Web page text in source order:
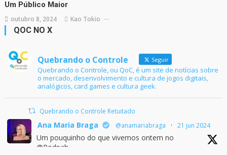
Um Público Maior
outubro 8, 2024 Kao Tokio
QOC NO X
Quebrando o Controle Seguir
Quebrando o Controle, ou QoC, é um site de notícias sobre
o mercado, desenvolvimento e cultura de jogos digitais,
analógicos, card games e cultura geek.
Quebrando o Controle Retuitado
Ana Maria Braga @anamariabraga · 21 jun 2024
Um pouquinho do que vivemos ontem no
@Podpah